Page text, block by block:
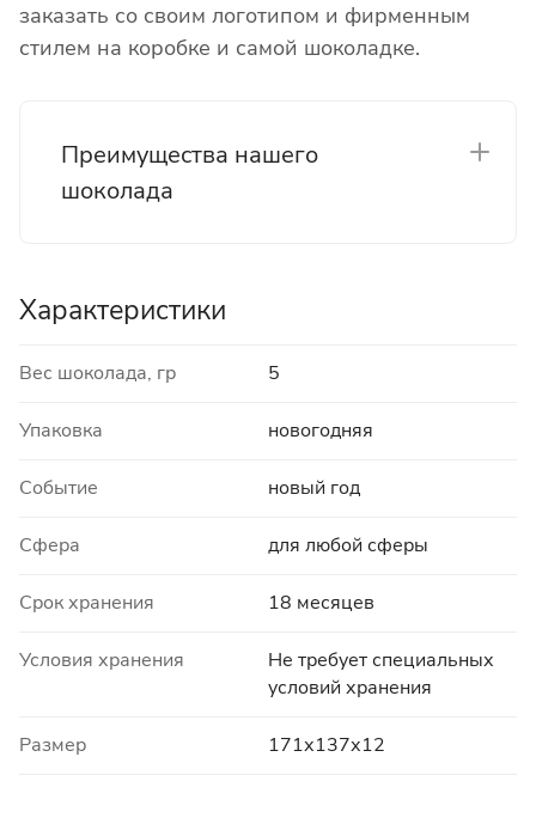
заказать со своим логотипом и фирменным
стилем на коробке и самой шоколадке.
Преимущества нашего
шоколада
Характеристики
Вес шоколада, гр 5
Упаковка новогодняя
Событие новый год
Сфера для любой сферы
Срок хранения 18 месяцев
Условия хранения
Не требует специальных
условий хранения
Размер 171х137х12